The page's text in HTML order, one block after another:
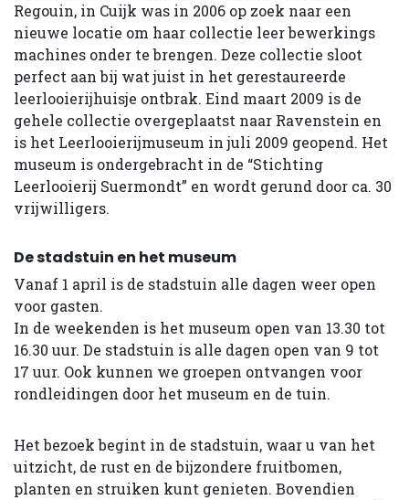
Regouin, in Cuijk was in 2006 op zoek naar een
nieuwe locatie om haar collectie leer bewerkings
machines onder te brengen. Deze collectie sloot
perfect aan bij wat juist in het gerestaureerde
leerlooierijhuisje ontbrak. Eind maart 2009 is de
gehele collectie overgeplaatst naar Ravenstein en
is het Leerlooierijmuseum in juli 2009 geopend. Het
museum is ondergebracht in de “Stichting
Leerlooierij Suermondt” en wordt gerund door ca. 30
vrijwilligers.
De stadstuin en het museum
Vanaf 1 april is de stadstuin alle dagen weer open
voor gasten.
In de weekenden is het museum open van 13.30 tot
16.30 uur. De stadstuin is alle dagen open van 9 tot
17 uur. Ook kunnen we groepen ontvangen voor
rondleidingen door het museum en de tuin.
Het bezoek begint in de stadstuin, waar u van het
uitzicht, de rust en de bijzondere fruitbomen,
planten en struiken kunt genieten. Bovendien